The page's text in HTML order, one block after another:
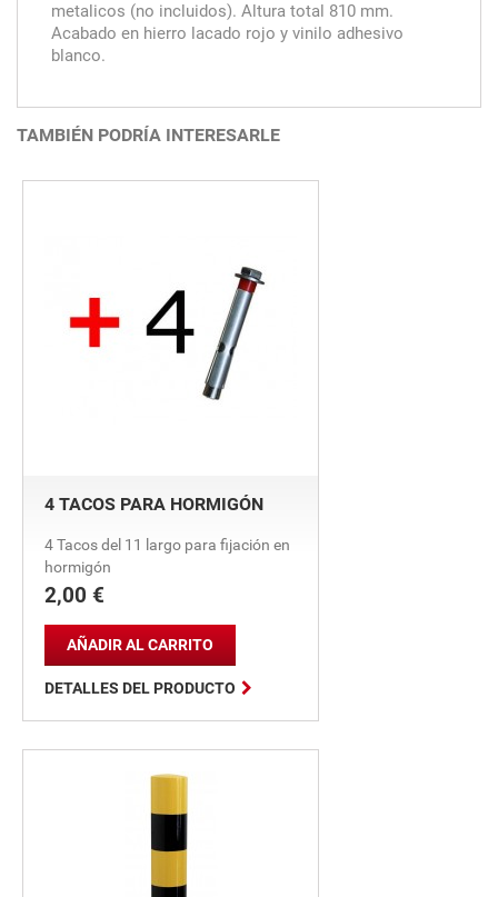
metalicos (no incluidos). Altura total 810 mm.
Acabado en hierro lacado rojo y vinilo adhesivo
blanco.
TAMBIÉN PODRÍA INTERESARLE
4 TACOS PARA HORMIGÓN
4 Tacos del 11 largo para fijación en
hormigón
Precio
2,00 €

AÑADIR AL CARRITO
DETALLES DEL PRODUCTO